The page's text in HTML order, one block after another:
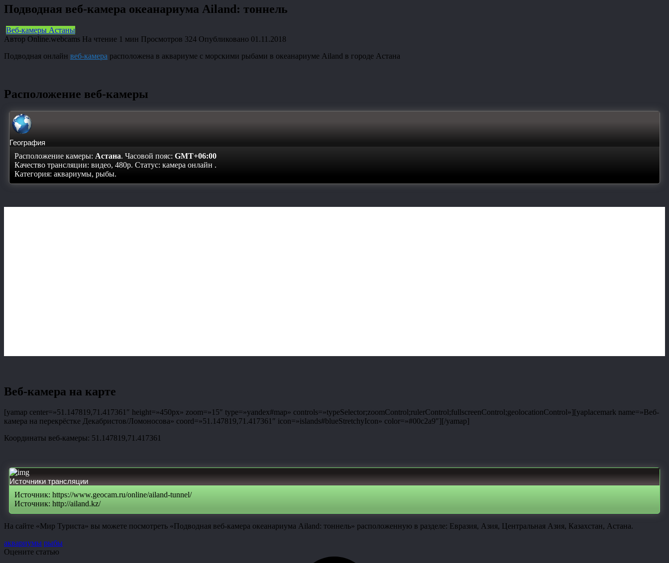
Подводная веб-камера океанариума Ailand: тоннель
Веб-камеры Астаны
Автор Online.webcams На чтение 1 мин Просмотров 324 Опубликовано 01.11.2018
Подводная онлайн веб-камера расположена в аквариуме с морскими рыбами в океанариуме Ailand в городе Астана
Расположение веб-камеры
География
Расположение камеры: Астана. Часовой пояс: GMT+06:00
Качество трансляции: видео, 480p. Статус: камера онлайн .
Категория: аквариумы, рыбы.
Веб-камера на карте
[yamap center=»51.147819,71.417361″ height=»450px» zoom=»15″ type=»yandex#map» controls=»typeSelector;zoomControl;rulerControl;fullscreenControl;geolocationControl»][yaplacemark name=»Веб-
камера на перекрёстке Декабристов/Ломоносова» coord=»51.147819,71.417361″ icon=»islands#blueStretchyIcon» color=»#00c2a9″][/yamap]
Координаты веб-камеры: 51.147819,71.417361
Источники трансляции
Источник: https://www.geocam.ru/online/ailand-tunnel/
Источник: http://ailand.kz/
На сайте «Мир Туриста» вы можете посмотреть «Подводная веб-камера океанариума Ailand: тоннель» расположенную в разделе: Евразия, Азия, Центральная Азия, Казахстан, Астана.
аквариумы рыбы
Оцените статью